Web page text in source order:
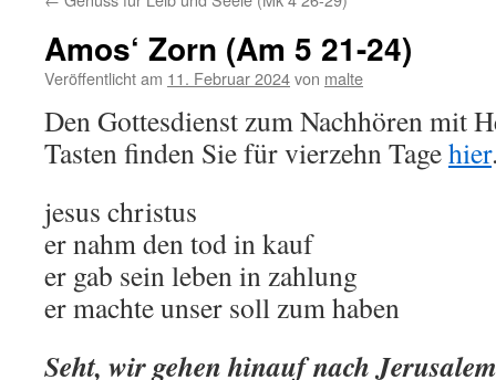
Amos‘ Zorn (Am 5 21-24)
Veröffentlicht am 11. Februar 2024von malte
Den Gottesdienst zum Nachhören mit
Tasten finden Sie für vierzehn Tagehier
jesus christus
er nahm den tod in kauf
er gab sein leben in zahlung
er machte unser soll zum haben
Seht, wir gehen hinauf nach